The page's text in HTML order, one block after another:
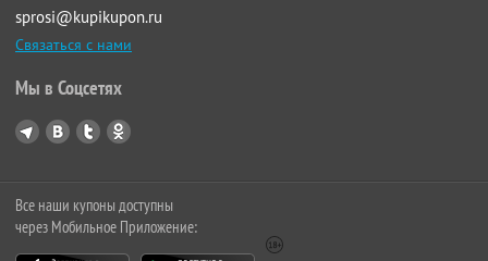
sprosi@kupikupon.ru
Связаться с нами
Мы в Соцсетях
Все наши купоны доступны
через Мобильное Приложение: